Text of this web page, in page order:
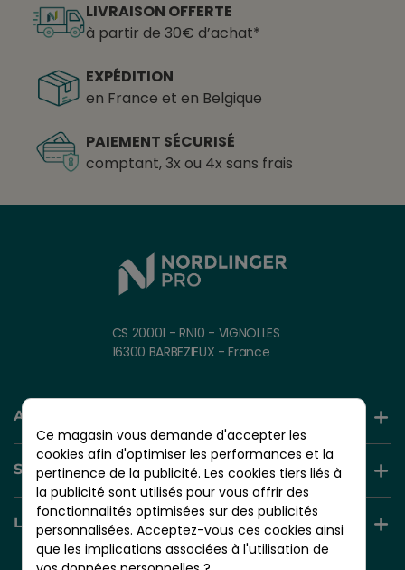
LIVRAISON OFFERTE
à partir de 30€ d’achat*
EXPÉDITION
en France et en Belgique
PAIEMENT SÉCURISÉ
comptant, 3x ou 4x sans frais
CS 20001 - RN10 - VIGNOLLES
16300 BARBEZIEUX - France
AIDE ET INFORMATION
SERVICES +
LIENS UTILES
Ce magasin vous demande d'accepter les
cookies afin d'optimiser les performances et la
pertinence de la publicité. Les cookies tiers liés à
la publicité sont utilisés pour vous offrir des
fonctionnalités optimisées sur des publicités
personnalisées. Acceptez-vous ces cookies ainsi
que les implications associées à l'utilisation de